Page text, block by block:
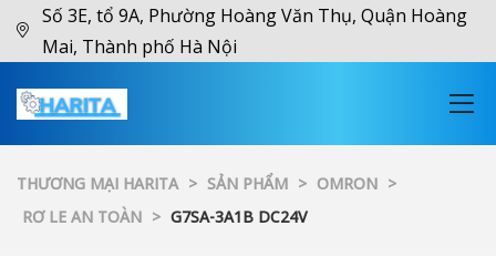
Số 3E, tổ 9A, Phường Hoàng Văn Thụ, Quận Hoàng
Mai, Thành phố Hà Nội
THƯƠNG MẠI HARITA > SẢN PHẨM > OMRON >
RƠ LE AN TOÀN > G7SA-3A1B DC24V